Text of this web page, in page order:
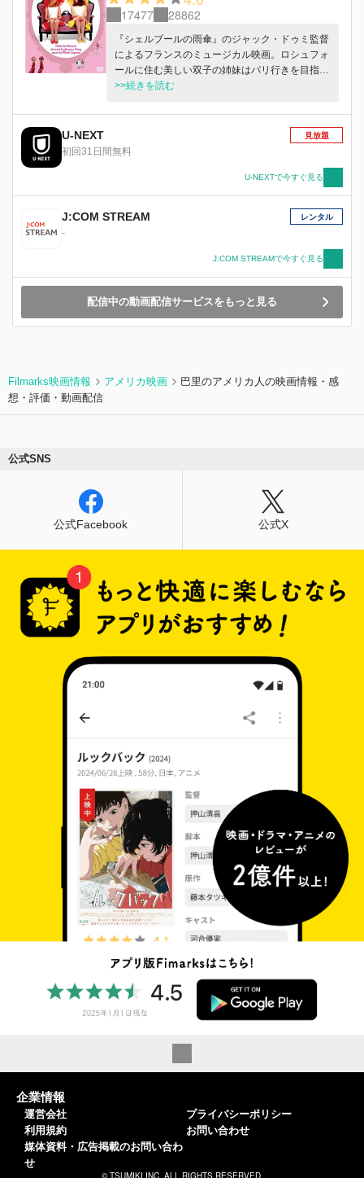
17477 28862
『シェルブールの雨傘』のジャック・ドゥミ監督
によるフランスのミュージカル映画。ロシュフォ
ールに住む美しい双子の姉妹はパリ行きを目指
し、祭で出会った芸人コンビについていくことに
>>続きを読む
U-NEXT
初回31日間無料
見放題
U-NEXTで今すぐ見る
J:COM STREAM
-
レンタル
J:COM STREAMで今すぐ見る
配信中の動画配信サービスをもっと見る
Filmarks映画情報 アメリカ映画
巴里のアメリカ人の映画情報・感
想・評価・動画配信
公式SNS
公式Facebook 公式X
企業情報
運営会社
利用規約
媒体資料・広告掲載のお問い合わ
せ
プライバシーポリシー
お問い合わせ
© TSUMIKI INC. ALL RIGHTS RESERVED.